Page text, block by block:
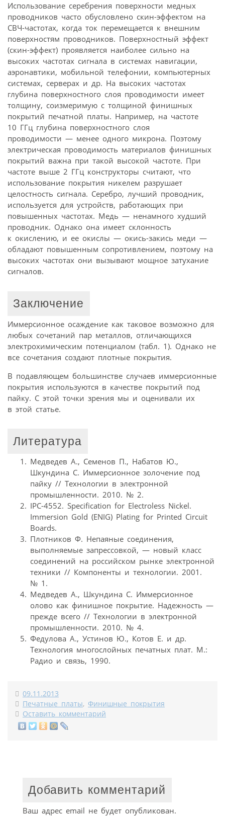
Использование серебрения поверхности медных
проводников часто обусловлено скин-эффектом на
СВЧ-частотах, когда ток перемещается к внешним
поверхностям проводников. Поверхностный эффект
(скин-эффект) проявляется наиболее сильно на
высоких частотах сигнала в системах навигации,
аэронавтики, мобильной телефонии, компьютерных
системах, серверах и др. На высоких частотах
глубина поверхностного слоя проводимости имеет
толщину, соизмеримую с толщиной финишных
покрытий печатной платы. Например, на частоте
10 ГГц глубина поверхностного слоя
проводимости — менее одного микрона. Поэтому
электрическая проводимость материалов финишных
покрытий важна при такой высокой частоте. При
частоте выше 2 ГГц конструкторы считают, что
использование покрытия никелем разрушает
целостность сигнала. Серебро, лучший проводник,
используется для устройств, работающих при
повышенных частотах. Медь — ненамного худший
проводник. Однако она имеет склонность
к окислению, и ее окислы — окись-закись меди —
обладают повышенным сопротивлением, поэтому на
высоких частотах они вызывают мощное затухание
сигналов.
Заключение
Иммерсионное осаждение как таковое возможно для
любых сочетаний пар металлов, отличающихся
электрохимическим потенциалом (табл. 1). Однако не
все сочетания создают плотные покрытия.
В подавляющем большинстве случаев иммерсионные
покрытия используются в качестве покрытий под
пайку. С этой точки зрения мы и оценивали их
в этой статье.
Литература
Медведев А., Семенов П., Набатов Ю.,
Шкундина С. Иммерсионное золочение под
пайку // Технологии в электронной
промышленности. 2010. № 2.
IPC-4552. Specification for Electroless Nickel.
Immersion Gold (ENIG) Plating for Printed Circuit
Boards.
Плотников Ф. Непаяные соединения,
выполняемые запрессовкой, — новый класс
соединений на российском рынке электронной
техники // Компоненты и технологии. 2001.
№ 1.
Медведев А., Шкундина С. Иммерсионное
олово как финишное покрытие. Надежность —
прежде всего // Технологии в электронной
промышленности. 2010. № 4.
Федулова А., Устинов Ю., Котов Е. и др.
Технология многослойных печатных плат. М.:
Радио и связь, 1990.
09.11.2013
Печатные платы, Финишные покрытия
Оставить комментарий
Добавить комментарий
Ваш адрес email не будет опубликован.